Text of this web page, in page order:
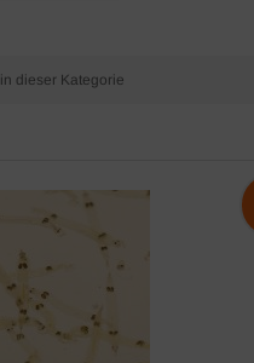
in dieser Kategorie